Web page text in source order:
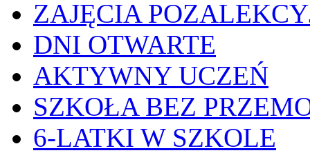
ZAJĘCIA
DNI OTWARTE
AKTYWNY UCZEŃ
SZKOŁA BEZ
6-LATKI W SZKOLE